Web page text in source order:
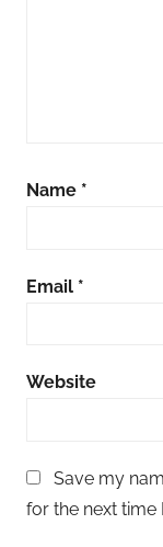
Name *
Email *
Website
Save my
for the next time